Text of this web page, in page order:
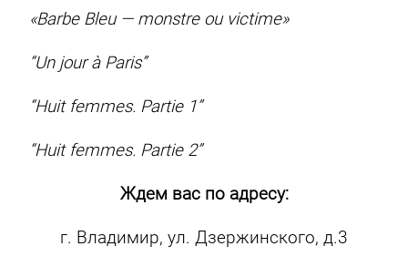
«Barbe Bleu — monstre ou victime»
“Un jour à Paris”
“Huit femmes. Partie 1”
“Huit femmes. Partie 2”
Ждем вас по адресу:
г. Владимир, ул. Дзержинского, д.3